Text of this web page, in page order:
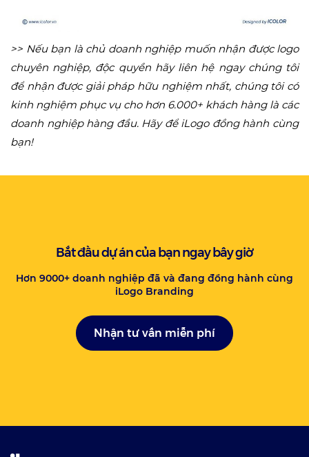
>> Nếu bạn là chủ doanh nghiệp muốn nhận được logo
chuyên nghiệp, độc quyền hãy liên hệ ngay chúng tôi
để nhận được giải pháp hữu nghiệm nhất, chúng tôi có
kinh nghiệm phục vụ cho hơn 6.000+ khách hàng là các
doanh nghiệp hàng đầu. Hãy để iLogo đồng hành cùng
bạn!
Bắt đầu dự án của bạn ngay bây giờ
Hơn 9000+ doanh nghiệp đã và đang đồng hành cùng
iLogo Branding
Nhận tư vấn miễn phí